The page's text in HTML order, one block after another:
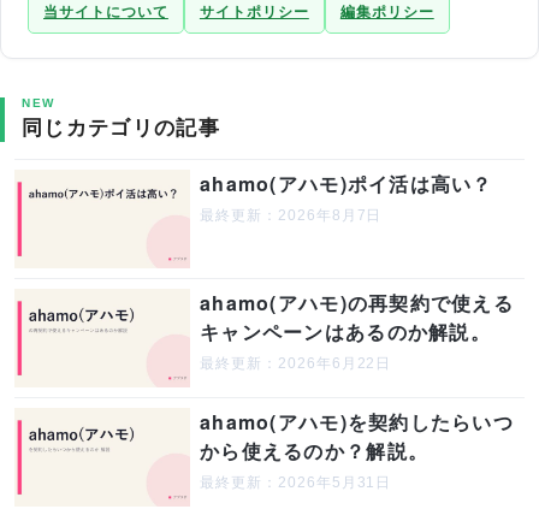
当サイトについて サイトポリシー 編集ポリシー
NEW
同じカテゴリの記事
ahamo(アハモ)ポイ活は高い？
最終更新：2026年8月7日
ahamo(アハモ)の再契約で使える
キャンペーンはあるのか解説。
最終更新：2026年6月22日
ahamo(アハモ)を契約したらいつ
から使えるのか？解説。
最終更新：2026年5月31日